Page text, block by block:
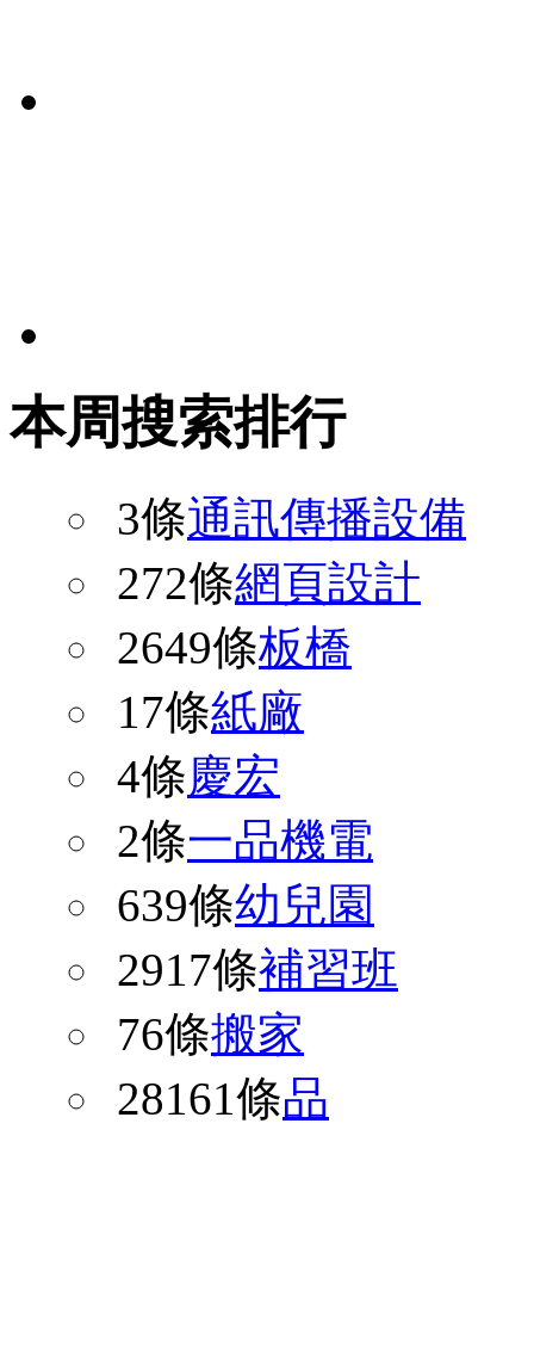
本周搜索排行
3條通訊傳播設備
272條網頁設計
2649條板橋
17條紙廠
4條慶宏
2條一品機電
639條幼兒園
2917條補習班
76條搬家
28161條品